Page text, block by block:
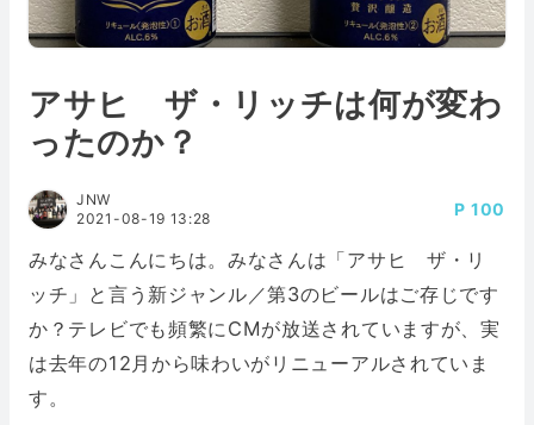
アサヒ ザ・リッチは何が変わ
ったのか？
JNW
2021-08-19 13:28
100
みなさんこんにちは。みなさんは「アサヒ ザ・リ
ッチ」と言う新ジャンル／第3のビールはご存じです
か？テレビでも頻繁にCMが放送されていますが、実
は去年の12月から味わいがリニューアルされていま
す。